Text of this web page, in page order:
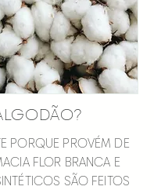
PORQUE PROVÉM DE
FLOR BRANCA E
SÃO FEITOS